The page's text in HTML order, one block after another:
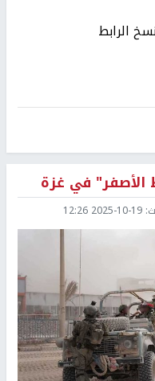
الرابط
الأصفر" في غزة
2025-10-19 12:26